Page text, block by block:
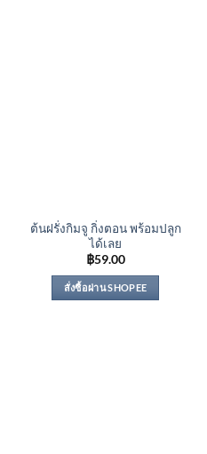
ต้นฝรั่งกิมจู กิ่งตอน พร้อมปลูก
ได้เลย
฿59.00
สั่งซื้อผ่าน SHOPEE